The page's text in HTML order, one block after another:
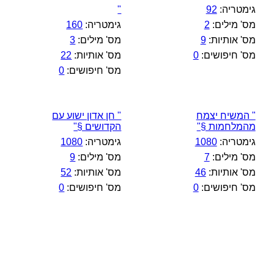
גימטריה: 92
מס' מילים: 2
מס' אותיות:9
מס' חיפושים:0
"
גימטריה: 160
מס' מילים: 3
מס' אותיות: 22
מס' חיפושים: 0
" המשיח יצמח
מהמלחמות §"
גימטריה:1080
מס' מילים:7
מס' אותיות:46
מס' חיפושים:0
" חן אדון ישוע עם
הקדושים §"
גימטריה: 1080
מס' מילים: 9
מס' אותיות: 52
מס' חיפושים: 0